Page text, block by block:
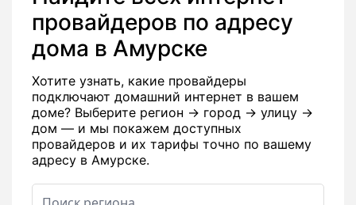
провайдеров по адресу
дома в Амурске
Хотите узнать, какие провайдеры
подключают домашний интернет в вашем
доме? Выберите регион → город → улицу →
дом — и мы покажем доступных
провайдеров и их тарифы точно по вашему
адресу в Амурске.